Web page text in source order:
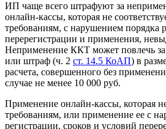
ИП чаще всего штрафуют за
онлайн-кассы, которая не
требованиям, с нарушением порядка
перерегистрации и применения,
Неприменение ККТ может повлечь
или штраф (ч. 2 ст. 14.5 КоАП) в
расчета, совершенного без
случае не менее 10 000 руб.
Применение онлайн-кассы, которая
требованиям, или применение ее с
регистрации, сроков и условий